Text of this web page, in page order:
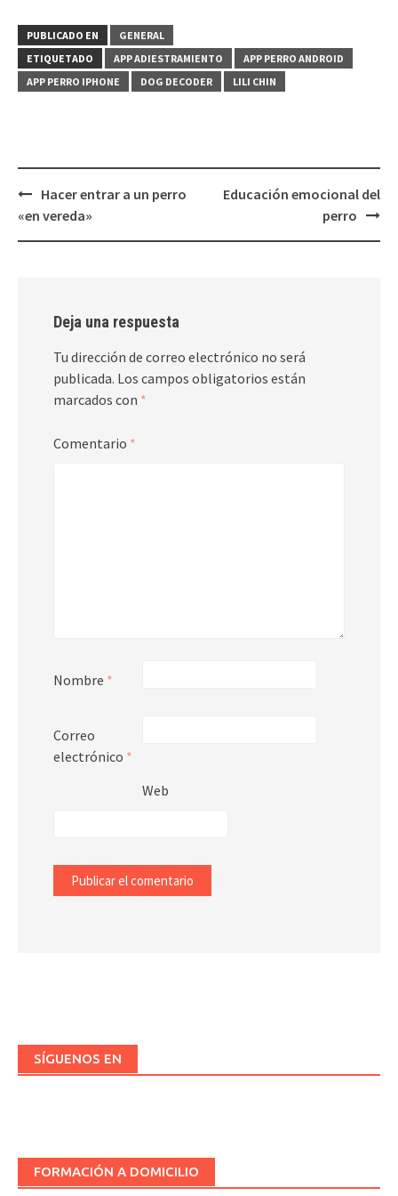
PUBLICADO EN
GENERAL
ETIQUETADO
APP ADIESTRAMIENTO
APP PERRO ANDROID
APP PERRO IPHONE
DOG DECODER LILI CHIN
Navegación
de
entradas
Hacer entrar a un perro
«en vereda»
Educación emocional del
perro
Deja una respuesta
Tu dirección de correo electrónico no será
publicada. Los campos obligatorios están
marcados con *
Comentario *
Nombre *
Correo
electrónico *
Web
SÍGUENOS EN
FORMACIÓN A DOMICILIO